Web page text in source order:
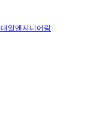
대일엔지니어링